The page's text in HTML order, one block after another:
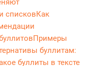
списковКак
Примеры
буллитам:
буллиты в тексте